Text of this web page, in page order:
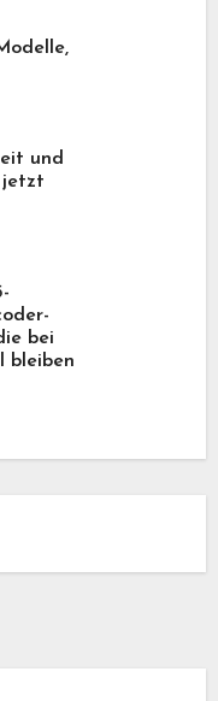
und
jetzt
bei
bleiben